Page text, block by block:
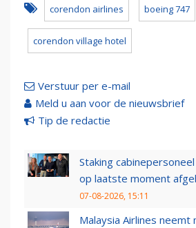
corendon airlines boeing 747
corendon village hotel
Verstuur per e-mail
Meld u aan voor de nieuwsbrief
Tip de redactie
Staking
op laatste moment
07-08-2026, 15:11
Malaysia Airlines neemt